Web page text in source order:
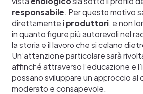
responsabile. Per questo motivo
direttamente i produttori, e non
in quanto figure più autorevoli nel
la storia e il lavoro che si celano
Un’attenzione particolare sarà
affinché attraverso l’educazione e
possano sviluppare un approccio al
moderato e consapevole.